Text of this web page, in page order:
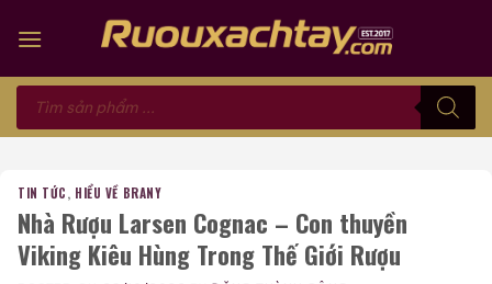
Tìm
kiếm
phẩm
TIN TỨC, HIỂU VỀ BRANY
Nhà Rượu Larsen Cognac – Con thuyền
Viking Kiêu Hùng Trong Thế Giới Rượu